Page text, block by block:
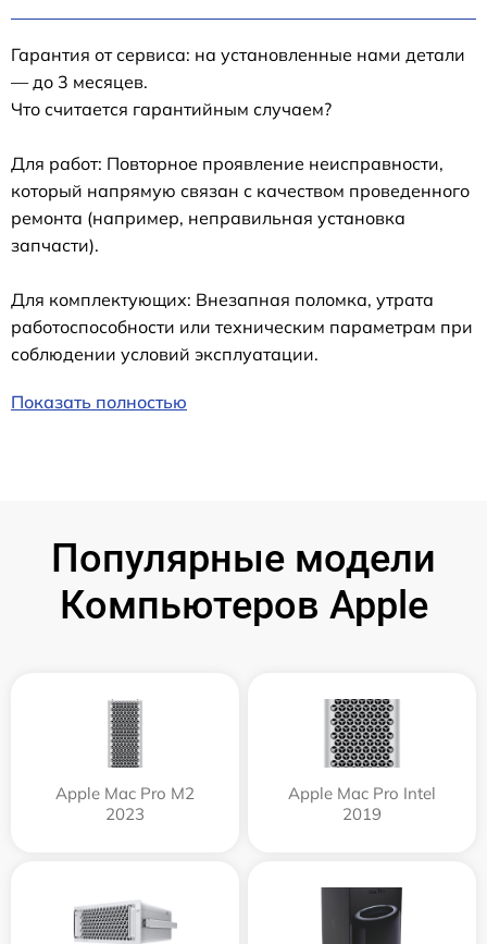
Гарантия от сервиса: на установленные нами детали
— до 3 месяцев.
Что считается гарантийным случаем?
Для работ: Повторное проявление неисправности,
который напрямую связан с качеством проведенного
ремонта (например, неправильная установка
запчасти).
Для комплектующих: Внезапная поломка, утрата
работоспособности или техническим параметрам при
соблюдении условий эксплуатации.
Показать полностью
Популярные модели
Компьютеров Apple
Apple Mac Pro M2
2023
Apple Mac Pro Intel
2019